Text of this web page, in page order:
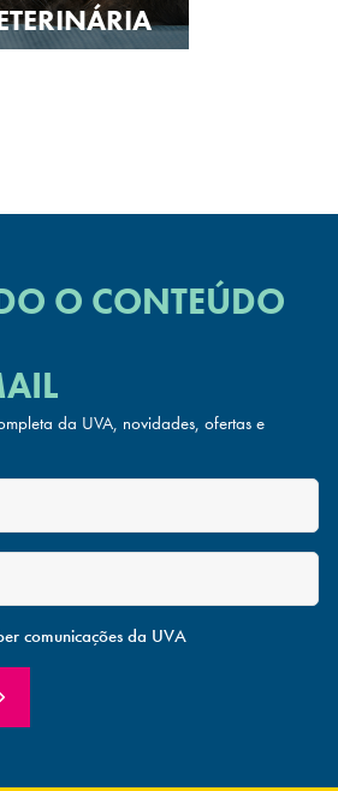
O CONTEÚDO
da UVA, novidades, ofertas e
comunicações da UVA